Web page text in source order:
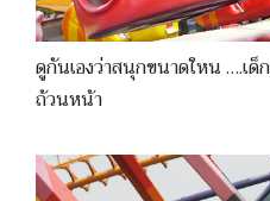
ดูกันเองว่าสนุกขนาดใหน ….เ
ถ้วนหน้า